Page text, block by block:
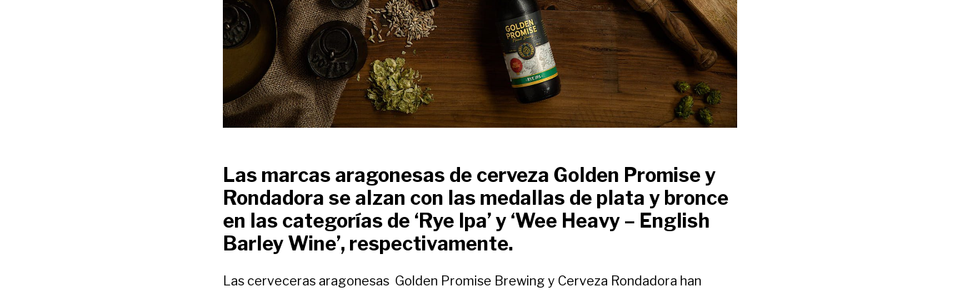
Las marcas aragonesas de cerveza Golden Promise y
Rondadora se alzan con las medallas de plata y bronce
en las categorías de ‘Rye Ipa’ y ‘Wee Heavy – English
Barley Wine’, respectivamente.
Las cerveceras aragonesas Golden Promise Brewing y Cerveza Rondadora han